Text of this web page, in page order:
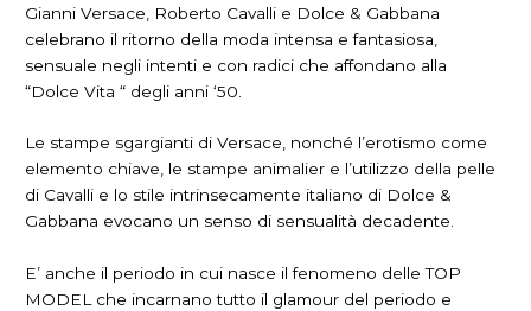
Gianni Versace, Roberto Cavalli e Dolce & Gabbana
celebrano il ritorno della moda intensa e fantasiosa,
sensuale negli intenti e con radici che affondano alla
“Dolce Vita “ degli anni ‘50.
Le stampe sgargianti di Versace, nonché l’erotismo come
elemento chiave, le stampe animalier e l’utilizzo della pelle
di Cavalli e lo stile intrinsecamente italiano di Dolce &
Gabbana evocano un senso di sensualità decadente.
E’ anche il periodo in cui nasce il fenomeno delle TOP
MODEL che incarnano tutto il glamour del periodo e